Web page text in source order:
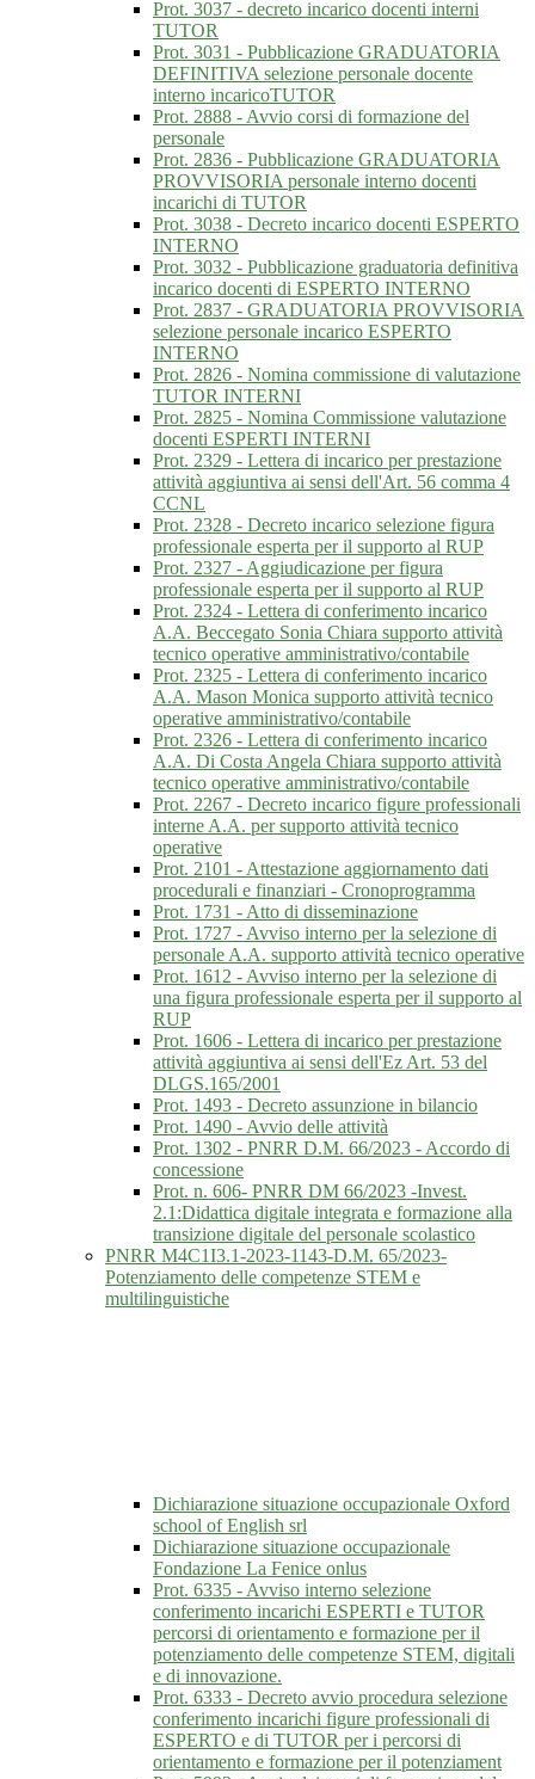
Prot. 3037 - decreto incarico docenti interni
TUTOR
Prot. 3031 - Pubblicazione GRADUATORIA
DEFINITIVA selezione personale docente
interno incaricoTUTOR
Prot. 2888 - Avvio corsi di formazione del
personale
Prot. 2836 - Pubblicazione GRADUATORIA
PROVVISORIA personale interno docenti
incarichi di TUTOR
Prot. 3038 - Decreto incarico docenti ESPERTO
INTERNO
Prot. 3032 - Pubblicazione graduatoria definitiva
incarico docenti di ESPERTO INTERNO
Prot. 2837 - GRADUATORIA PROVVISORIA
selezione personale incarico ESPERTO
INTERNO
Prot. 2826 - Nomina commissione di valutazione
TUTOR INTERNI
Prot. 2825 - Nomina Commissione valutazione
docenti ESPERTI INTERNI
Prot. 2329 - Lettera di incarico per prestazione
attività aggiuntiva ai sensi dell'Art. 56 comma 4
CCNL
Prot. 2328 - Decreto incarico selezione figura
professionale esperta per il supporto al RUP
Prot. 2327 - Aggiudicazione per figura
professionale esperta per il supporto al RUP
Prot. 2324 - Lettera di conferimento incarico
A.A. Beccegato Sonia Chiara supporto attività
tecnico operative amministrativo/contabile
Prot. 2325 - Lettera di conferimento incarico
A.A. Mason Monica supporto attività tecnico
operative amministrativo/contabile
Prot. 2326 - Lettera di conferimento incarico
A.A. Di Costa Angela Chiara supporto attività
tecnico operative amministrativo/contabile
Prot. 2267 - Decreto incarico figure professionali
interne A.A. per supporto attività tecnico
operative
Prot. 2101 - Attestazione aggiornamento dati
procedurali e finanziari - Cronoprogramma
Prot. 1731 - Atto di disseminazione
Prot. 1727 - Avviso interno per la selezione di
personale A.A. supporto attività tecnico operative
Prot. 1612 - Avviso interno per la selezione di
una figura professionale esperta per il supporto al
RUP
Prot. 1606 - Lettera di incarico per prestazione
attività aggiuntiva ai sensi dell'Ez Art. 53 del
DLGS.165/2001
Prot. 1493 - Decreto assunzione in bilancio
Prot. 1490 - Avvio delle attività
Prot. 1302 - PNRR D.M. 66/2023 - Accordo di
concessione
Prot. n. 606- PNRR DM 66/2023 -Invest.
2.1:Didattica digitale integrata e formazione alla
transizione digitale del personale scolastico
PNRR M4C1I3.1-2023-1143-D.M. 65/2023-
Potenziamento delle competenze STEM e
multilinguistiche
Dichiarazione situazione occupazionale Oxford
school of English srl
Dichiarazione situazione occupazionale
Fondazione La Fenice onlus
Prot. 6335 - Avviso interno selezione
conferimento incarichi ESPERTI e TUTOR
percorsi di orientamento e formazione per il
potenziamento delle competenze STEM, digitali
e di innovazione.
Prot. 6333 - Decreto avvio procedura selezione
conferimento incarichi figure professionali di
ESPERTO e di TUTOR per i percorsi di
orientamento e formazione per il potenziament